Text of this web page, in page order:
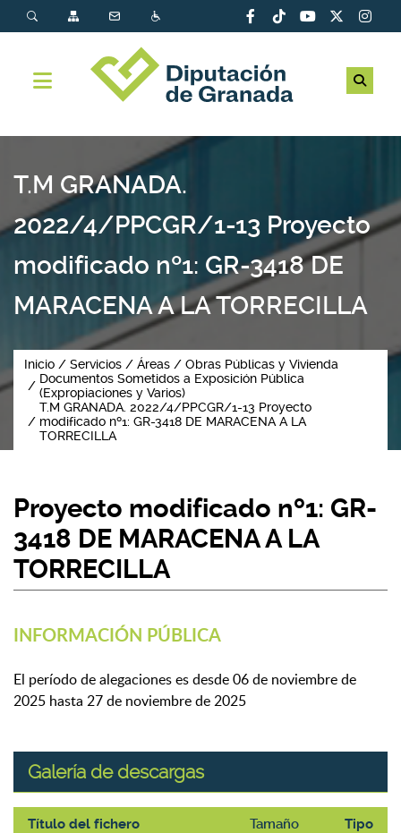
T.M GRANADA.
2022/4/PPCGR/1-13 Proyecto
modificado nº1: GR-3418 DE
MARACENA A LA TORRECILLA
Inicio Servicios Áreas
Obras Públicas y Vivienda
Documentos Sometidos a Exposición Pública
(Expropiaciones y Varios)
T.M GRANADA. 2022/4/PPCGR/1-13 Proyecto
modificado nº1: GR-3418 DE MARACENA A LA
TORRECILLA
Proyecto modificado nº1: GR-
3418 DE MARACENA A LA
TORRECILLA
INFORMACIÓN PÚBLICA
El período de alegaciones es desde 06 de noviembre de
2025 hasta 27 de noviembre de 2025
Galería de descargas
Título del fichero Tamaño Tipo